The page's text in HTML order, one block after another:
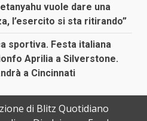
vuole dare una
l’esercito si sta ritirando”
sportiva. Festa italiana
Aprilia a Silverstone.
a Cincinnati
di Blitz Quotidiano